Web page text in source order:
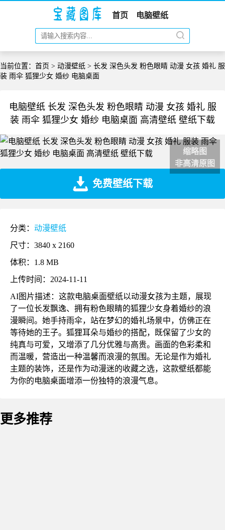
首页 电脑壁纸
当前位置： 首页 > 动漫壁纸 > 长发 深色头发 粉色眼睛 动漫 女孩 婚礼 服
装 雨伞 狐狸少女 婚纱 电脑桌面
电脑壁纸 长发 深色头发 粉色眼睛 动漫 女孩 婚礼 服
装 雨伞 狐狸少女 婚纱 电脑桌面 高清壁纸 壁纸下载
缩略图
非高清原图
免费壁纸下载
分类： 动漫壁纸
尺寸：3840 x 2160
体积：1.8 MB
上传时间：2024-11-11
AI图片描述：这款电脑桌面壁纸以动漫女孩为主题，展现
了一位长发飘逸、拥有粉色眼睛的狐狸少女身着婚纱的浪
漫瞬间。她手持雨伞，站在梦幻的婚礼场景中，仿佛正在
等待她的王子。狐狸耳朵与婚纱的搭配，既保留了少女的
纯真与可爱，又增添了几分优雅与高贵。画面的色彩柔和
而温暖，营造出一种温馨而浪漫的氛围。无论是作为婚礼
主题的装饰，还是作为动漫迷的收藏之选，这款壁纸都能
为你的电脑桌面增添一份独特的浪漫气息。
更多推荐